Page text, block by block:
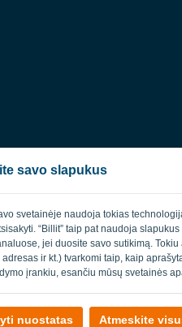
savo slapukus
svetainėje naudoja tokias
“Billit” taip pat naudoja
jei duosite savo sutikimą.
ir kt.) tvarkomi taip, kaip
įrankiu, esančiu mūsų svetainės
nuostatas Atmeskite